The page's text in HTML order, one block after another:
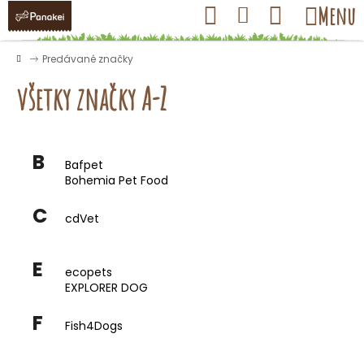
Prejsť
obsah
Hľadať Prihlásenie
Nákupný
košík
Menu
Domov
Predávané značky
všetky značky A-Z
B
Bafpet
Bohemia Pet Food
C cdVet
E
ecopets
EXPLORER DOG
F Fish4Dogs
K
o Späť
Späť